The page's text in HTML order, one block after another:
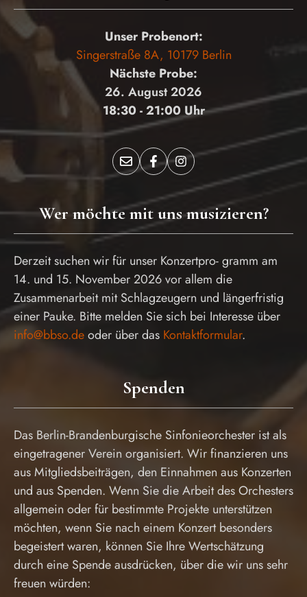
Unser Probenort:
Singerstraße 8A, 10179 Berlin
Nächste Probe:
26. August 2026
18:30 - 21:00 Uhr
Wer möchte mit uns musizieren?
Derzeit suchen wir für unser Konzertpro- gramm am
14. und 15. November 2026 vor allem die
Zusammenarbeit mit Schlagzeugern und längerfristig
einer Pauke. Bitte melden Sie sich bei Interesse über
info@bbso.deoder über das Kontaktformular.
Spenden
Das Berlin-Brandenburgische Sinfonieorchester ist als
eingetragener Verein organisiert. Wir finanzieren uns
aus Mitgliedsbeiträgen, den Einnahmen aus Konzerten
und aus Spenden. Wenn Sie die Arbeit des Orchesters
allgemein oder für bestimmte Projekte unterstützen
möchten, wenn Sie nach einem Konzert besonders
begeistert waren, können Sie Ihre Wertschätzung
durch eine Spende ausdrücken, über die wir uns sehr
freuen würden: